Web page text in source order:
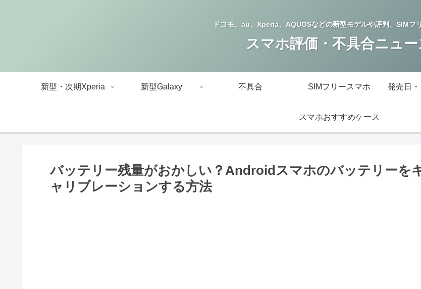
ドコモ、au、Xperia、AQUOSなどの新型モデルや評判、SIMフ
スマホ評価・不具合ニュー
新型・次期Xperia 新型Galaxy 不具合 SIMフリースマホ 発売日
スマホおすすめケース
バッテリー残量がおかしい？Androidスマホのバッテリーを
ャリブレーションする方法